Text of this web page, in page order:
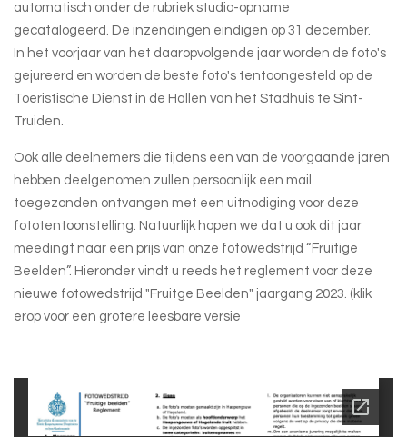
automatisch onder de rubriek studio-opname
gecatalogeerd. De inzendingen eindigen op 31 december.
In het voorjaar van het daaropvolgende jaar worden de foto's
gejureerd en worden de beste foto's tentoongesteld op de
Toeristische Dienst in de Hallen van het Stadhuis te Sint-
Truiden.
Ook alle deelnemers die tijdens een van de voorgaande jaren
hebben deelgenomen zullen persoonlijk een mail
toegezonden ontvangen met een uitnodiging voor deze
fototentoonstelling. Natuurlijk hopen we dat u ook dit jaar
meedingt naar een prijs van onze fotowedstrijd “Fruitige
Beelden”. Hieronder vindt u reeds het reglement voor deze
nieuwe fotowedstrijd "Fruitge Beelden" jaargang 2023. (klik
erop voor een grotere leesbare versie